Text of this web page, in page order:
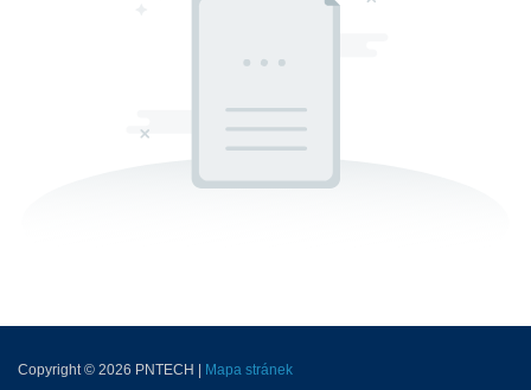
Copyright © 2026 PNTECH | Mapa stránek